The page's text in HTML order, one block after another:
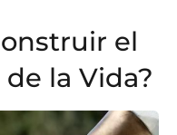
el
la Vida?